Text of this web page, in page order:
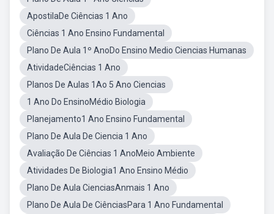
ApostilaDe Ciências 1 Ano
Ciências 1 Ano Ensino Fundamental
Plano De Aula 1º AnoDo Ensino Medio Ciencias Humanas
AtividadeCiências 1 Ano
Planos De Aulas 1Ao 5 Ano Ciencias
1 Ano Do EnsinoMédio Biologia
Planejamento1 Ano Ensino Fundamental
Plano De Aula De Ciencia 1 Ano
Avaliação De Ciências 1 AnoMeio Ambiente
Atividades De Biologia1 Ano Ensino Médio
Plano De Aula CienciasAnmais 1 Ano
Plano De Aula De CiênciasPara 1 Ano Fundamental